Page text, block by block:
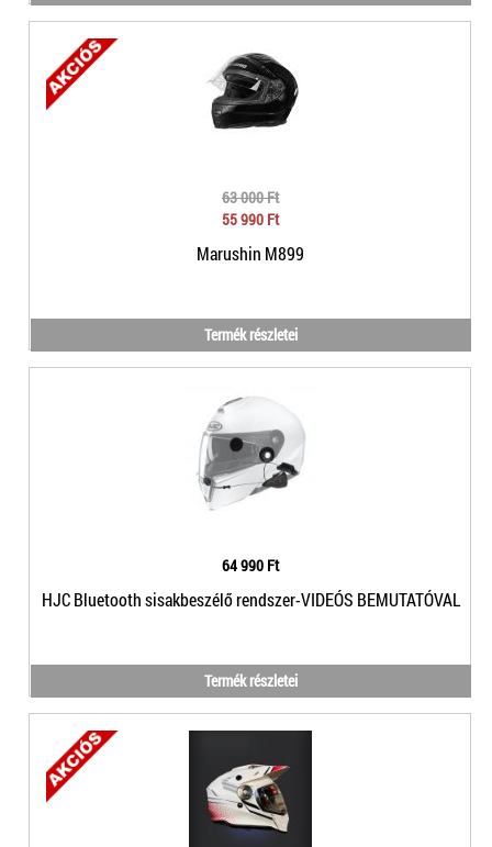
63 000 Ft
55 990 Ft
Marushin M899
Termék részletei
64 990 Ft
HJC Bluetooth sisakbeszélő rendszer-VIDEÓS BEMUTATÓVAL
Termék részletei